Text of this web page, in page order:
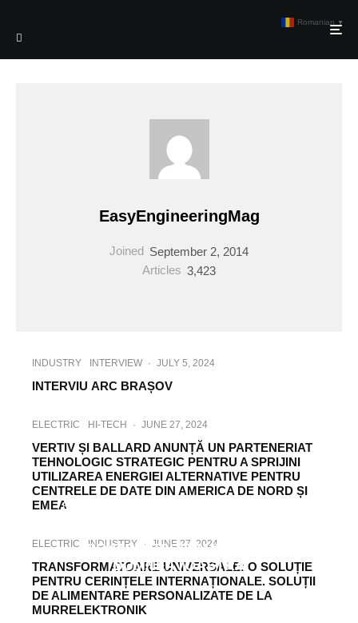
EasyEngineeringMag
Joined September 2, 2014
Articles 3,423
INDUSTRY INTERVIEW · JULY 5, 2024
INTERVIU ARC BRAȘOV
ELECTRIC HI-TECH · JUNE 27, 2024
VERTIV ȘI BALLARD ANUNȚĂ UN PARTENERIAT
TEHNOLOGIC STRATEGIC PENTRU A SPRIJINI
UTILIZAREA ENERGIEI ALTERNATIVE PENTRU
CENTRELE DE DATE DIN AMERICA DE NORD ȘI
EMEAELECTRIC
PENTRU ECHIPAMENTELE
DUMNEAVOASTRĂ
ELECTRIC INDUSTRY · JUNE 27, 2024
TRANSFORMATOARE UNIVERSALE: O SOLUȚIE
PENTRU CERINȚELE INTERNAȚIONALE. SOLUȚII
DE ALIMENTARE PERSONALIZATE DE LA
MURRELEKTRONIK
Romanian ▼